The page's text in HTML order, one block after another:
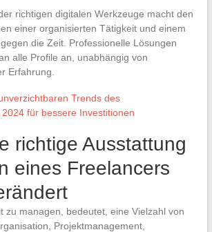
richtigen digitalen Werkzeuge macht den
einer organisierten Tätigkeit und einem
die Zeit. Professionelle Lösungen
alle Profile an, unabhängig von
Erfahrung.
Trends des
für bessere Investitionen
richtige Ausstattung
eines Freelancers
zu managen, bedeutet, eine Vielzahl von
Projektmanagement,